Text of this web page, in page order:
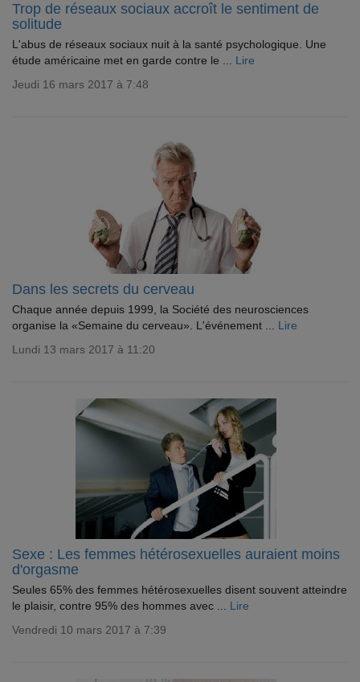
Trop de réseaux sociaux accroît le sentiment de
solitude
L'abus de réseaux sociaux nuit à la santé psychologique. Une
étude américaine met en garde contre le ... Lire
Jeudi 16 mars 2017 à 7:48
Dans les secrets du cerveau
Chaque année depuis 1999, la Société des neurosciences
organise la «Semaine du cerveau». L'événement ... Lire
Lundi 13 mars 2017 à 11:20
Sexe : Les femmes hétérosexuelles auraient moins
d'orgasme
Seules 65% des femmes hétérosexuelles disent souvent atteindre
le plaisir, contre 95% des hommes avec ... Lire
Vendredi 10 mars 2017 à 7:39